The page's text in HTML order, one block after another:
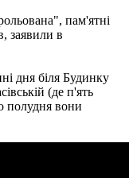
пам'ятні
заявили в
дня біля Будинку
(де п'ять
полудня вони